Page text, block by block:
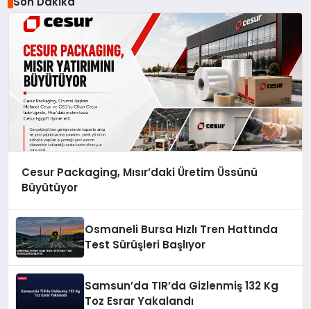
Cesur Packaging, Mısır’daki Üretim Üssünü
Büyütüyor
Osmaneli Bursa Hızlı Tren Hattında
Test Sürüşleri Başlıyor
Samsun’da TIR’da Gizlenmiş 132 Kg
Toz Esrar Yakalandı